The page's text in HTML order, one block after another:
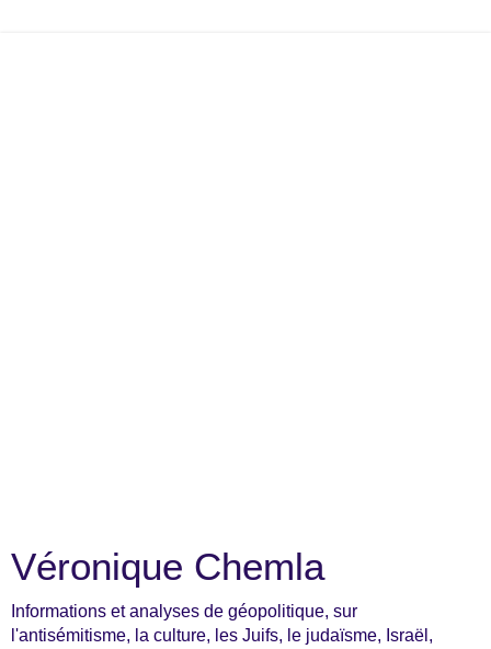
Véronique Chemla
Informations et analyses de géopolitique, sur
l'antisémitisme, la culture, les Juifs, le judaïsme, Israël,